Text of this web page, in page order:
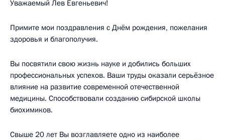
Уважаемый Лев Евгеньевич!
Примите мои поздравления с Днём рождения, пожелания
здоровья и благополучия.
Вы посвятили свою жизнь науке и добились больших
профессиональных успехов. Ваши труды оказали серьёзное
влияние на развитие современной отечественной
медицины. Способствовали созданию сибирской школы
биохимиков.
Свыше 20 лет Вы возглавляете одно из наиболее